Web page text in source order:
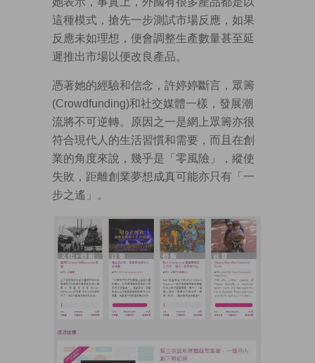
這種模式，搶先一步測試市場反應，如果
反應未如理想，便會調整生產數量甚至延
遲推出市場以便改良產品。
憑著她的經驗和信念，許婷婷斷言，眾籌
(Crowdfunding)和社交媒體一樣，發展潮
流將不可逆轉。原因之一是網上眾籌亦很
符合現代人的生活習慣和需要，而且在創
業的角度來說，幾乎是「零風險」，縱使
失敗，距離創業夢想成真可能亦只有「一
步之遙」。